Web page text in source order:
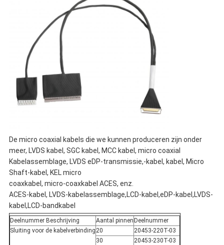
De micro coaxial kabels die we kunnen produceren zijn onder
meer, LVDS kabel, SGC kabel, MCC kabel, micro coaxial
Kabelassemblage, LVDS eDP-transmissie,-kabel, kabel, Micro
Shaft-kabel, KEL micro
coaxkabel, micro-coaxkabel ACES, enz.
ACES-kabel, LVDS-kabelassemblage,LCD-kabel,eDP-kabel,LVDS-
kabel,LCD-bandkabel
Deelnummer Beschrijving Aantal pinnen Deelnummer
Sluiting voor de kabelverbinding20
20453-220T-03
30
20453-230T-03